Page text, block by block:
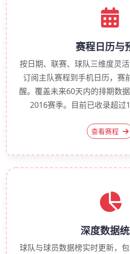
赛程日历与
按日期、联赛、球队三维度灵
订阅主队赛程到手机日历，赛
醒。覆盖未来60天内的排期数
2016赛季。目前已收录超过
查看赛程
深度数据
球队与球员数据榜实时更新，